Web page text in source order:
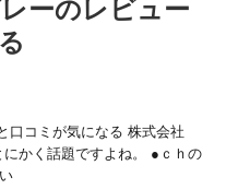
ーのレビュー
口コミが気になる 株式会社
かく話題ですよね。 ●ｃｈの